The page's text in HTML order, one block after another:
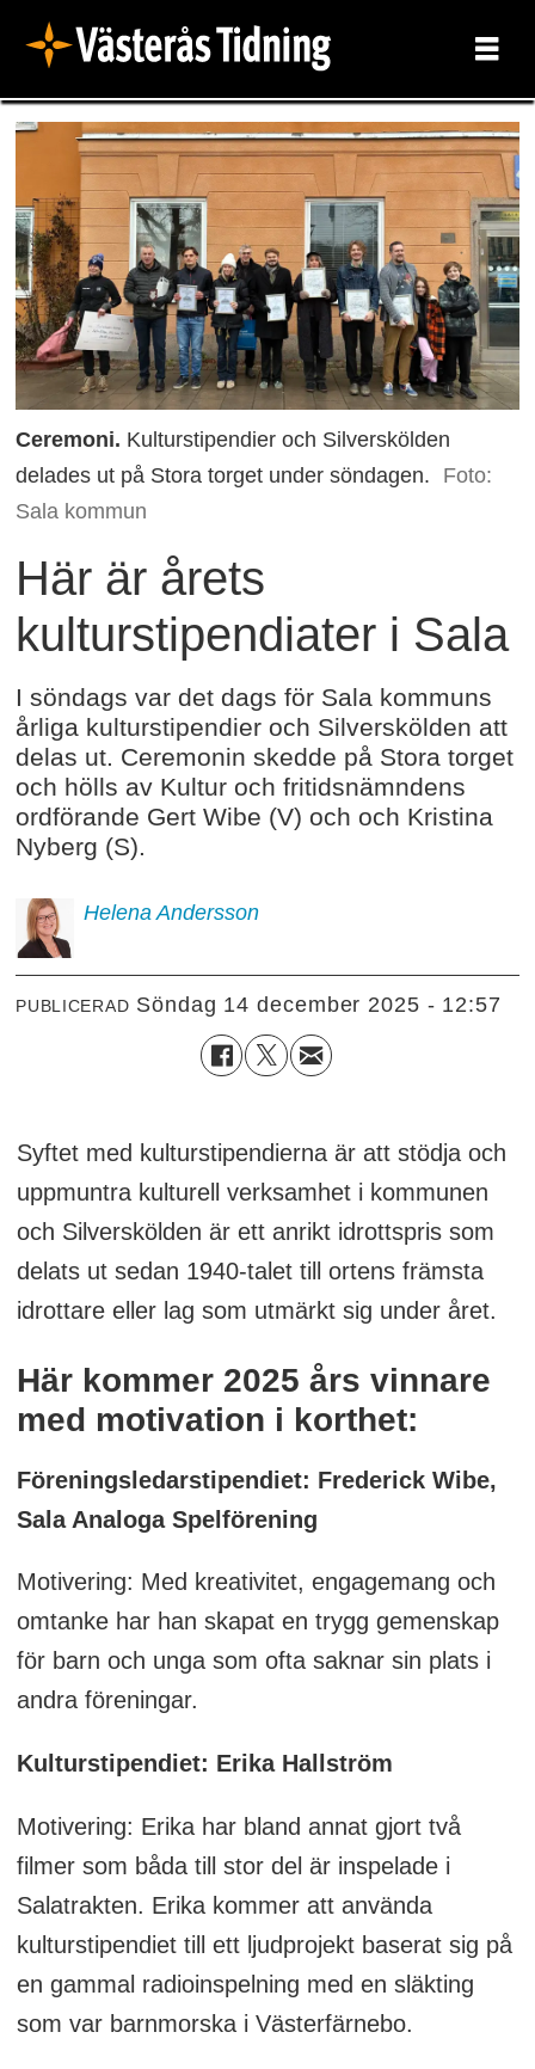
Ceremoni. Kulturstipendier och Silverskölden
delades ut på Stora torget under söndagen.
Foto:
Sala kommun
Här är årets
kulturstipendiater i Sala
I söndags var det dags för Sala kommuns
årliga kulturstipendier och Silverskölden att
delas ut. Ceremonin skedde på Stora torget
och hölls av Kultur och fritidsnämndens
ordförande Gert Wibe (V) och och Kristina
Nyberg (S).
Helena Andersson
PUBLICERAD söndag 14 december 2025 - 12:57
Syftet med kulturstipendierna är att stödja och
uppmuntra kulturell verksamhet i kommunen
och Silverskölden är ett anrikt idrottspris som
delats ut sedan 1940-talet till ortens främsta
idrottare eller lag som utmärkt sig under året.
Här kommer 2025 års vinnare
med motivation i korthet:
Föreningsledarstipendiet: Frederick Wibe,
Sala Analoga Spelförening
Motivering: Med kreativitet, engagemang och
omtanke har han skapat en trygg gemenskap
för barn och unga som ofta saknar sin plats i
andra föreningar.
Kulturstipendiet: Erika Hallström
Motivering: Erika har bland annat gjort två
filmer som båda till stor del är inspelade i
Salatrakten. Erika kommer att använda
kulturstipendiet till ett ljudprojekt baserat sig på
en gammal radioinspelning med en släkting
som var barnmorska i Västerfärnebo.